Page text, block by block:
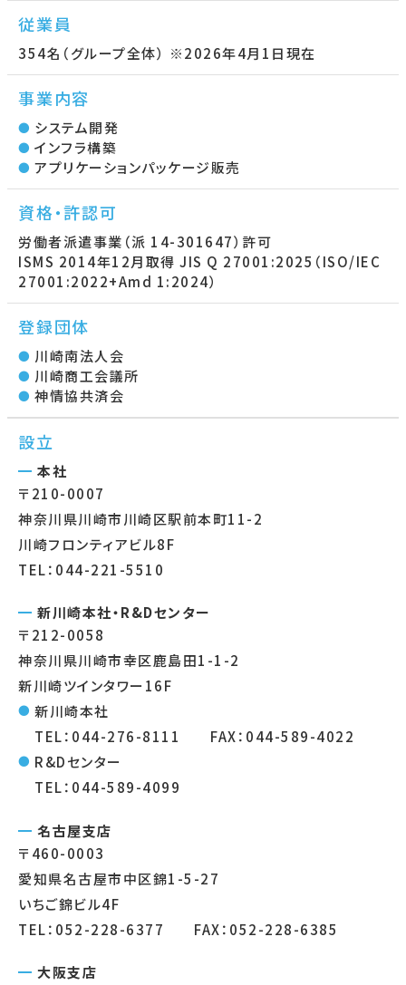
従業員
354名（グループ全体） ※2026年4月1日現在
事業内容
システム開発
インフラ構築
アプリケーションパッケージ販売
資格・許認可
労働者派遣事業（派 14-301647）許可
ISMS 2014年12月取得 JIS Q 27001:2025（ISO/IEC
27001:2022+Amd 1:2024）
登録団体
川崎南法人会
川崎商工会議所
神情協共済会
設立
本社
〒210-0007
神奈川県川崎市川崎区駅前本町11-2
川崎フロンティアビル8F
TEL：044-221-5510
新川崎本社・R&Dセンター
〒212-0058
神奈川県川崎市幸区鹿島田1-1-2
新川崎ツインタワー16F
新川崎本社
TEL：044-276-8111 FAX：044-589-4022
R&Dセンター
TEL：044-589-4099
名古屋支店
〒460-0003
愛知県名古屋市中区錦1-5-27
いちご錦ビル4F
TEL：052-228-6377 FAX：052-228-6385
大阪支店